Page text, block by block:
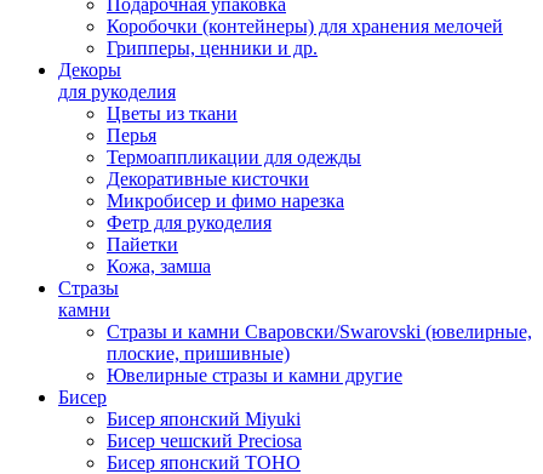
Подарочная упаковка
Коробочки (контейнеры) для хранения мелочей
Грипперы, ценники и др.
Декоры
для рукоделия
Цветы из ткани
Перья
Термоаппликации для одежды
Декоративные кисточки
Микробисер и фимо нарезка
Фетр для рукоделия
Пайетки
Кожа, замша
Стразы
камни
Стразы и камни Сваровски/Swarovski (ювелирные,
плоские, пришивные)
Ювелирные стразы и камни другие
Бисер
Бисер японский Miyuki
Бисер чешский Preciosa
Бисер японский TOHO